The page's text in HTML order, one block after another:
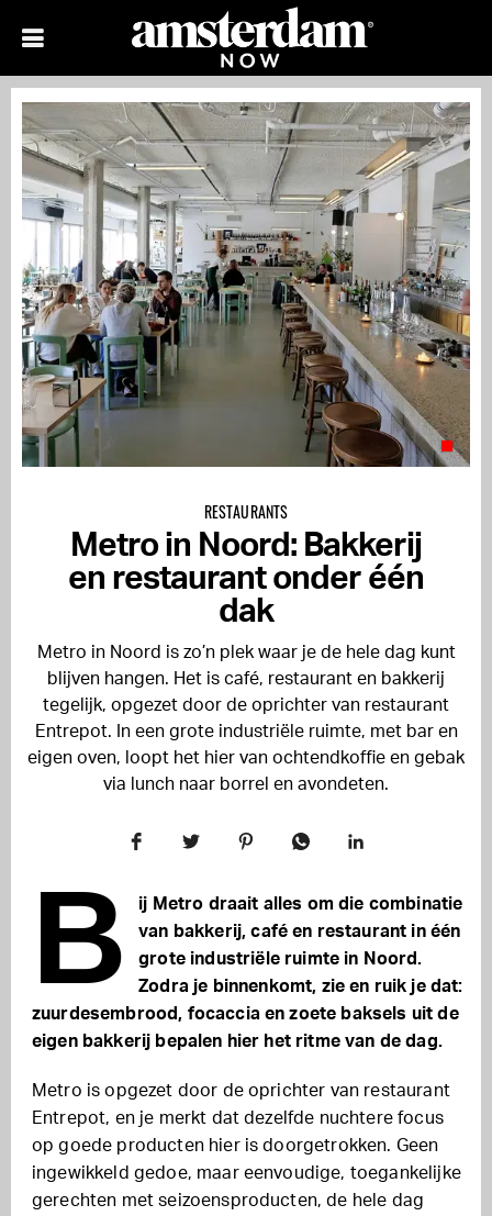
RESTAURANTS
Metro in Noord: Bakkerij
en restaurant onder één
dak
Metro in Noord is zo’n plek waar je de hele dag kunt
blijven hangen. Het is café, restaurant en bakkerij
tegelijk, opgezet door de oprichter van restaurant
Entrepot. In een grote industriële ruimte, met bar en
eigen oven, loopt het hier van ochtendkoffie en gebak
via lunch naar borrel en avondeten.
B
ij Metro draait alles om die combinatie
van bakkerij, café en restaurant in één
grote industriële ruimte in Noord.
Zodra je binnenkomt, zie en ruik je dat:
zuurdesembrood, focaccia en zoete baksels uit de
eigen bakkerij bepalen hier het ritme van de dag.
Metro is opgezet door de oprichter van restaurant
Entrepot, en je merkt dat dezelfde nuchtere focus
op goede producten hier is doorgetrokken. Geen
ingewikkeld gedoe, maar eenvoudige, toegankelijke
gerechten met seizoensproducten, de hele dag